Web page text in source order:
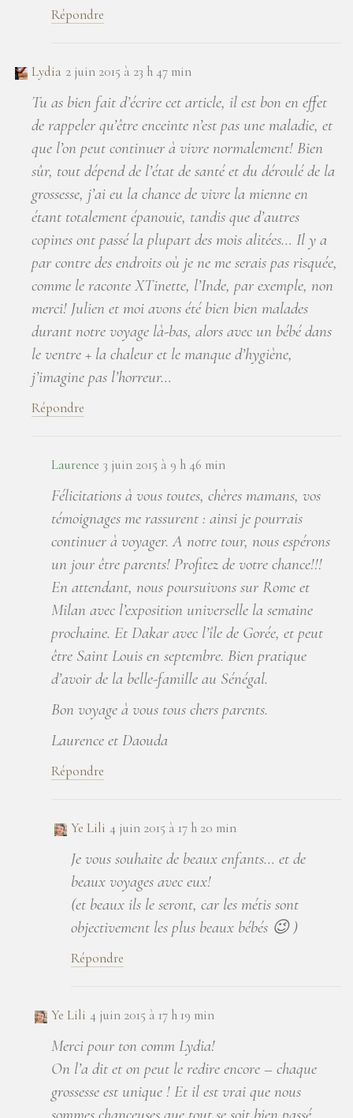
Répondre
Lydia 2 juin 2015 à 23 h 47 min
Tu as bien fait d’écrire cet article, il est bon en effet
de rappeler qu’être enceinte n’est pas une maladie, et
que l’on peut continuer à vivre normalement! Bien
sûr, tout dépend de l’état de santé et du déroulé de la
grossesse, j’ai eu la chance de vivre la mienne en
étant totalement épanouie, tandis que d’autres
copines ont passé la plupart des mois alitées… Il y a
par contre des endroits où je ne me serais pas risquée,
comme le raconte XTinette, l’Inde, par exemple, non
merci! Julien et moi avons été bien bien malades
durant notre voyage là-bas, alors avec un bébé dans
le ventre + la chaleur et le manque d’hygiène,
j’imagine pas l’horreur…
Répondre
Laurence 3 juin 2015 à 9 h 46 min
Félicitations à vous toutes, chères mamans, vos
témoignages me rassurent : ainsi je pourrais
continuer à voyager. A notre tour, nous espérons
un jour être parents! Profitez de votre chance!!!
En attendant, nous poursuivons sur Rome et
Milan avec l’exposition universelle la semaine
prochaine. Et Dakar avec l’île de Gorée, et peut
être Saint Louis en septembre. Bien pratique
d’avoir de la belle-famille au Sénégal.
Bon voyage à vous tous chers parents.
Laurence et Daouda
Répondre
Ye Lili 4 juin 2015 à 17 h 20 min
Je vous souhaite de beaux enfants… et de
beaux voyages avec eux!
(et beaux ils le seront, car les métis sont
objectivement les plus beaux bébés 😉 )
Répondre
Ye Lili 4 juin 2015 à 17 h 19 min
Merci pour ton comm Lydia!
On l’a dit et on peut le redire encore – chaque
grossesse est unique ! Et il est vrai que nous